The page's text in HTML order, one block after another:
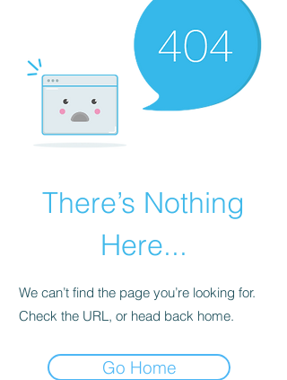
There’s Nothing
Here...
We can’t find the page you’re looking for.
Check the URL, or head back home.
Go Home